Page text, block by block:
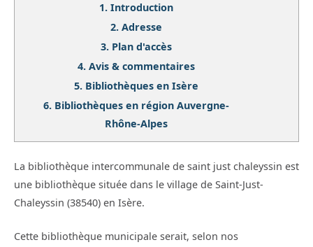
1. Introduction
2. Adresse
3. Plan d'accès
4. Avis & commentaires
5. Bibliothèques en Isère
6. Bibliothèques en région Auvergne-
Rhône-Alpes
La bibliothèque intercommunale de saint just chaleyssin est
une bibliothèque située dans le village de Saint-Just-
Chaleyssin (38540) en Isère.
Cette bibliothèque municipale serait, selon nos